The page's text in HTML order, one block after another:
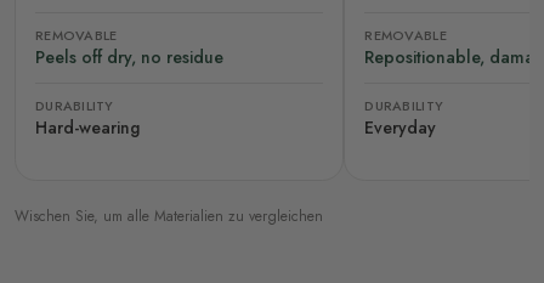
REMOVABLE
Peels off dry, no residue
DURABILITY
Hard-wearing
REMOVABLE
Repositionable,
DURABILITY
Everyday
Wischen Sie, um alle Materialien zu vergleichen